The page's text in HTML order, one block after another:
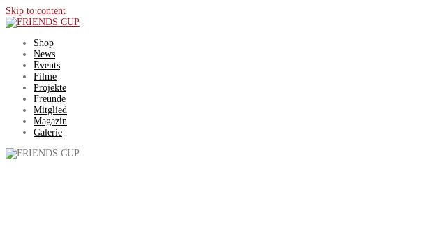
Skip to content
Shop
News
Events
Filme
Projekte
Freunde
Mitglied
Magazin
Galerie